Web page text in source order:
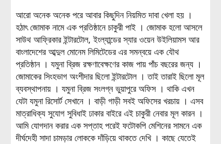
আরো অনেক অনেক পরে আবার কিছুদিন নিয়মিত দাবা খেলা হয় ।
হঠাৎ জোমাক নামে এক প্রতিষ্ঠানে চাকুরী পাই । জোমাক হলো আসলে
সাউথ আফ্রিকার ইন্টারটোল, ইংল্যান্ডের স্যার ওয়েন উইলিয়ামস আর
বাংলাদেশের আব্দুল মোনেম লিমিটেডের এর সমন্বয়ে এক যৌথ
প্রতিষ্ঠান । যমুনা ব্রিজ রক্ষণাবেক্ষণের কাজ পায় পাঁচ বছরের জন্য ।
জোমাকের সিংহভাগ অংশীদার ছিলো ইন্টারটোল । তাই তারাই ছিলো মূল
ব্যবস্থাপনায় । যমুনা ব্রিজ সংলগ্ন ভুয়াপুরে অফিস । থাকি এখন
যেটা যমুনা রিসোর্ট সেখানে । বাড়ী গাড়ী সবই অফিসের খরচায় । এসব
মাত্রাধিক্য সুযোগ সুবিধাই ঢাকার বাইরে এই চাকুরী নেবার মূল কারন ।
আমি যোগদান করার এক সপ্তাহ পরেই ফটোকপি মেশিনের সামনে এক
দীর্ঘদেহী সাদা চামড়ার লোককে দাঁড়িয়ে থাকতে দেখি । কাছে যেতেই